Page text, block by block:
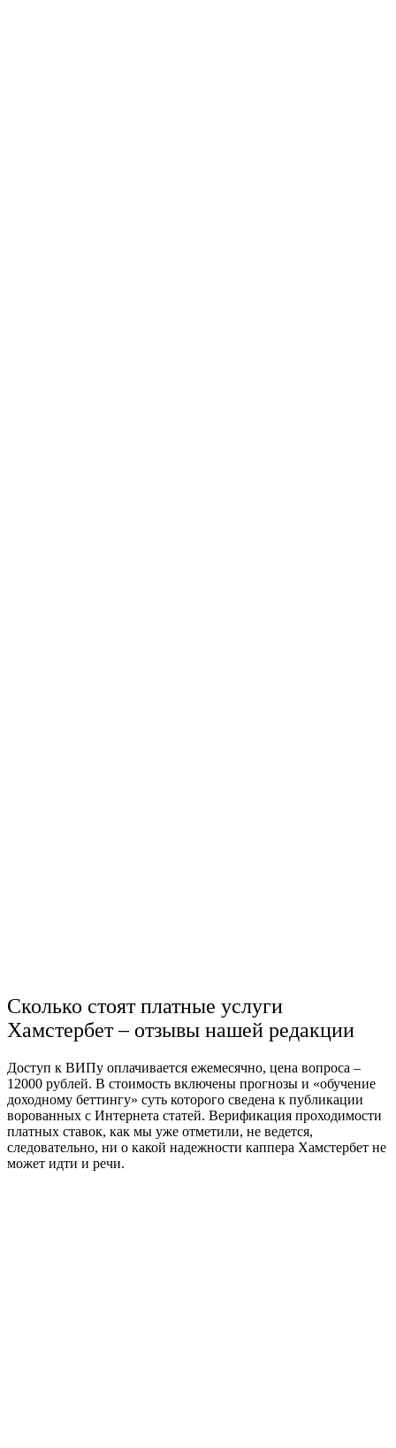
Сколько стоят платные услуги
Хамстербет – отзывы нашей редакции
Доступ к ВИПу оплачивается ежемесячно, цена вопроса –
12000 рублей. В стоимость включены прогнозы и «обучение
доходному беттингу» суть которого сведена к публикации
ворованных с Интернета статей. Верификация проходимости
платных ставок, как мы уже отметили, не ведется,
следовательно, ни о какой надежности каппера Хамстербет не
может идти и речи.